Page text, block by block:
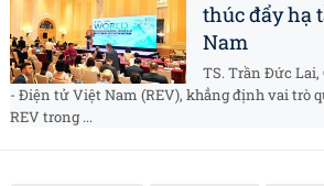
thúc đẩy hạ
Nam
TS. Trần Đức
- Điện tử Việt Nam (REV), khẳng định vai trò
REV trong ...